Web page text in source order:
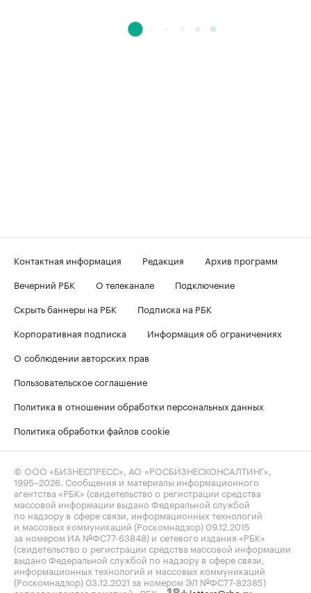
Контактная информация Редакция
Архив программ
Вечерний РБК
О телеканале
Подключение
Скрыть баннеры на РБК
Подписка на РБК
Корпоративная подписка
Информация об ограничениях
О соблюдении авторских прав
Пользовательское соглашение
Политика в отношении обработки персональных данных
Политика обработки файлов cookie
© ООО «БИЗНЕСПРЕСС», АО «РОСБИЗНЕСКОНСАЛТИНГ»,
1995–2026 . Сообщения и материалы информационного
агентства «РБК» (свидетельство о регистрации средства
массовой информации выдано Федеральной службой
по надзору в сфере связи, информационных технологий
и массовых коммуникаций (Роскомнадзор) 09.12.2015
за номером ИА №ФС77-63848) и сетевого издания «РБК»
(свидетельство о регистрации средства массовой информации
выдано Федеральной службой по надзору в сфере связи,
информационных технологий и массовых коммуникаций
(Роскомнадзор) 03.12.2021 за номером ЭЛ №ФС77-82385)